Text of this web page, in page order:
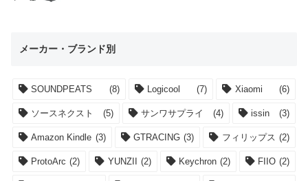
メーカー・ブランド別
SOUNDPEATS (8) Logicool (7) Xiaomi (6)
ソースネクスト (5) サンワサプライ (4) issin (3)
Amazon Kindle (3) GTRACING (3) フィリップス (2)
ProtoArc (2) YUNZII (2) Keychron (2) FIIO (2)